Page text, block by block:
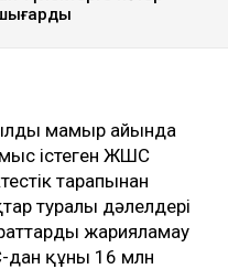
шығарды
мамыр айында
істеген ЖШС
тарапынан
туралы дәлелдері
жарияламау
дан құны 16 млн